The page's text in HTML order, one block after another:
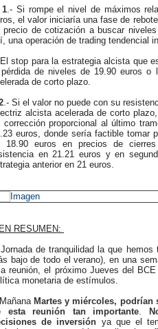
1.- Si rompe el nivel de máximos
el valor iniciaría una fase de
precio de cotización a buscar
una operación de trading tendencial
stop para la estrategia alcista que
pérdida de niveles de 19.90 euros
de corto plazo.
.- Si el valor no puede con su
alcista acelerada de corto
corrección proporcional al último
euros, donde sería factible tomar
18.90 euros en precios de
en 21.21 euros y en
anterior en 21 euros.
EN RESUMEN:
de tranquilidad la que hemos
bajo de todo el verano), en una
reunión, el próximo Jueves del
monetaria de estímulos.
Martes y miércoles, podrían
esta reunión tan importante.
de inversión ya que el